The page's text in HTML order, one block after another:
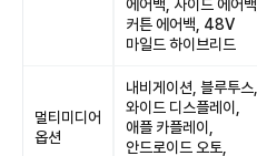
에어백, 사이드 에어백,
커튼 에어백, 48V
마일드 하이브리드
멀티미디어
옵션
내비게이션, 블루투스,
와이드 디스플레이,
애플 카플레이,
안드로이드 오토,